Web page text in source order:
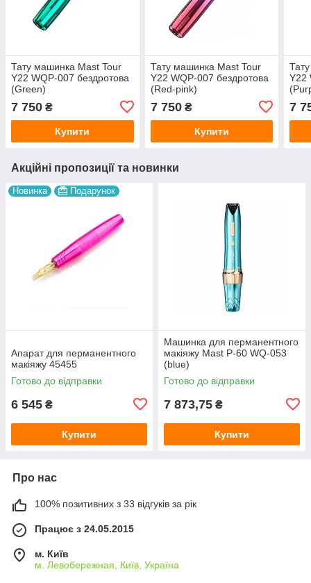
Тату машинка Mast Tour
Y22 WQP-007 бездротова
(Green)
7 750 ₴
Купити
Тату машинка Mast Tour
Y22 WQP-007 бездротова
(Red-pink)
7 750₴
Купити
Y22
7
Акційні пропозиції та новинки
Новинка Подарунок
Апарат для перманентного
макіяжу 45455
Готово до відправки
6 545 ₴
Купити
Машинка для перманентного
макіяжу Mast P-60 WQ-053
(blue)
Готово до відправки
7 873,75 ₴
Купити
Про нас
100% позитивних з 33 відгуків за рік
Працює з 24.05.2015
м. Київ
м. Левобережная, Київ, Україна